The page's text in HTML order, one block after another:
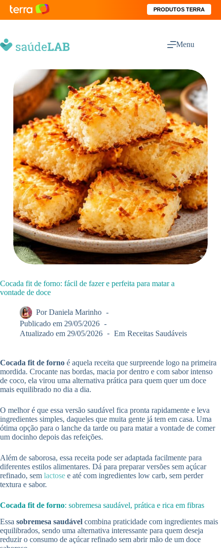
PRODUTOS TERRA
Menu
Cocada fit de forno: fácil de fazer e perfeita para matar a
vontade de doce
Por Daniela Marinho
Publicado em 29/05/2026
Atualizado em 29/05/2026 Em Receitas Saudáveis
Cocada fit de forno é aquela receita que surpreende logo na primeira
mordida. Crocante nas bordas, macia por dentro e com sabor intenso
de coco, ela virou uma alternativa prática para quem quer um doce
mais equilibrado no dia a dia.
O melhor é que essa versão saudável fica pronta rapidamente e leva
ingredientes simples, daqueles que muita gente já tem em casa. Uma
ótima opção para o lanche da tarde ou para matar a vontade de comer
um docinho depois das refeições.
Além de saborosa, essa receita pode ser adaptada facilmente para
diferentes estilos alimentares. Dá para preparar versões sem açúcar
refinado, sem lactose e até com ingredientes low carb, sem perder
textura e sabor.
Cocada fit de forno: sobremesa saudável, prática e rica em fibras
Essa sobremesa saudável combina praticidade com ingredientes mais
equilibrados, sendo uma alternativa interessante para quem deseja
reduzir o consumo de açúcar refinado sem abrir mão de um doce